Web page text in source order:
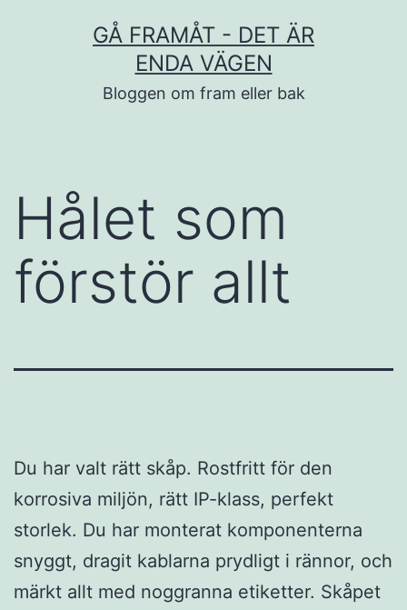
GÅ FRAMÅT - DET ÄR
ENDA VÄGEN
Bloggen om fram eller bak
Hålet som
förstör allt
Du har valt rätt skåp. Rostfritt för den
korrosiva miljön, rätt IP-klass, perfekt
storlek. Du har monterat komponenterna
snyggt, dragit kablarna prydligt i rännor, och
märkt allt med noggranna etiketter. Skåpet